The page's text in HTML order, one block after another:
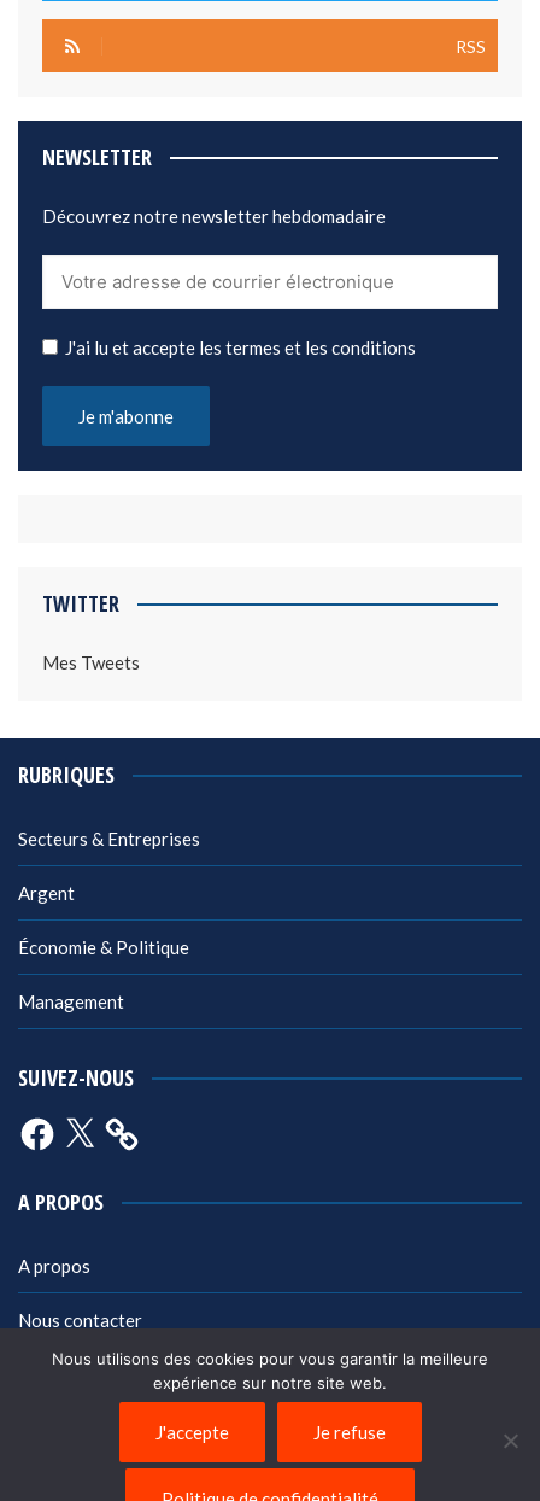
RSS
NEWSLETTER
Découvrez notre newsletter hebdomadaire
J'ai lu et accepte les termes et les conditions
TWITTER
Mes Tweets
RUBRIQUES
Secteurs & Entreprises
Argent
Économie & Politique
Management
SUIVEZ-NOUS
Facebook
X
A PROPOS
A propos
Nous contacter
Politique de confidentialité
Nous utilisons des cookies pour vous garantir la meilleure
expérience sur notre site web.
J'accepte Je refuse